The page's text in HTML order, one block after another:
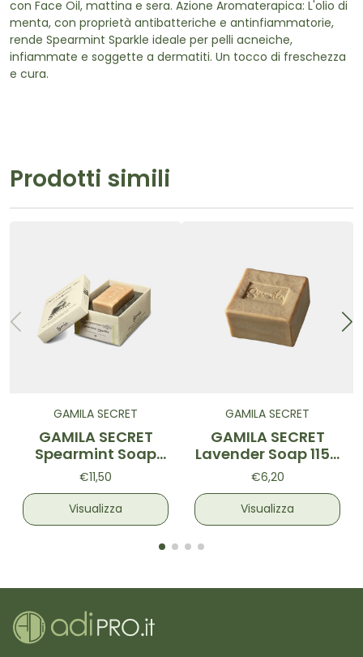
con Face Oil, mattina e sera. Azione Aromaterapica: L'olio di
menta, con proprietà antibatteriche e antinfiammatorie,
rende Spearmint Sparkle ideale per pelli acneiche,
infiammate e soggette a dermatiti. Un tocco di freschezza
e cura.
Prodotti simili
GAMILA SECRET
GAMILA SECRET
Spearmint Soap
115g
€11,50
Visualizza
GAMILA SECRET
GAMILA SECRET
Lavender Soap 115g
TESTER
€6,20
Visualizza